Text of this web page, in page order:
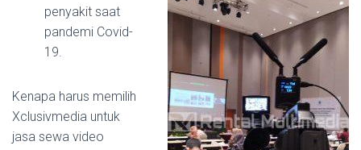
penyakit saat
pandemi Covid-
19.
Kenapa harus memilih
Xclusivmedia untuk
jasa sewa video